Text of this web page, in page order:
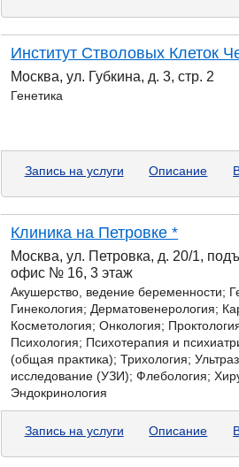
Институт Стволовых Клеток
Москва, ул. Губкина, д. 3, стр. 2
Генетика
Запись на услуги Описание
Клиника на Петровке *
Москва, ул. Петровка, д. 20/1,
офис № 16, 3 этаж
Акушерство, ведение беременности;
Гинекология; Дерматовенерология;
Косметология; Онкология;
Психология; Психотерапия и
(общая практика); Трихология;
исследование (УЗИ); Флебология;
Эндокринология
Запись на услуги Описание